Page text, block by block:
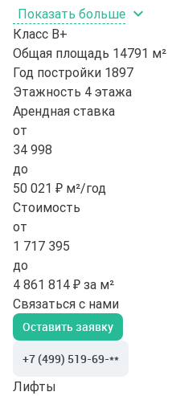
Показать больше
Класс B+
Общая площадь 14791 м²
Год постройки 1897
Этажность 4 этажа
Арендная ставка
от
34 998
до
50 021 ₽ м²/год
Стоимость
от
1 717 395
до
4 861 814 ₽ за м²
Связаться с нами
Оставить заявку
+7 (499) 519-69-**
Лифты